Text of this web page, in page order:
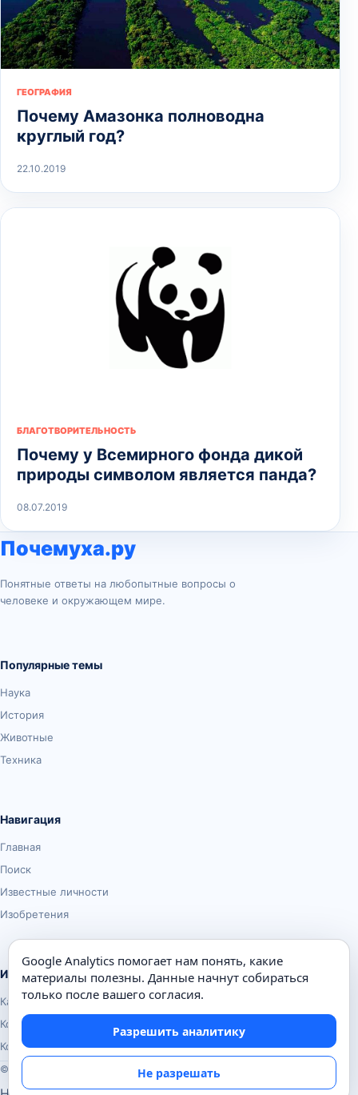
ГЕОГРАФИЯ
Почему Амазонка полноводна
круглый год?
22.10.2019
БЛАГОТВОРИТЕЛЬНОСТЬ
Почему у Всемирного фонда дикой
природы символом является панда?
08.07.2019
Почемуха.ру
Понятные ответы на любопытные вопросы о
человеке и окружающем мире.
Популярные темы
Наука
История
Животные
Техника
Навигация
Главная
Поиск
Известные личности
Изобретения
Информация
Карта сайта
Контакты
Конфиденциальность
© Почемуха.ру, 2010–2026
Google Analytics помогает нам понять, какие
материалы полезны. Данные начнут собираться
только после вашего согласия.
Разрешить аналитику
Не разрешать